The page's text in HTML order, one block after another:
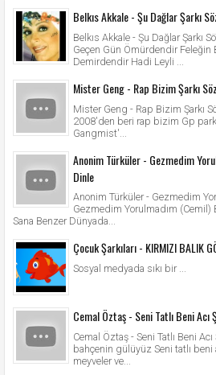
Belkıs Akkale - Şu Dağlar Şarkı
Belkıs Akkale - Şu Dağlar Şarkı
Geçen Gün Ömürdendir Feleğin
Demirdendir Hadi Leyli ...
Mister Geng - Rap Bizim Şarkı
Mister Geng - Rap Bizim Şarkı
2008'den beri rap bizim Gp
Gangmist'...
Anonim Türküler - Gezmedim
Dinle
Anonim Türküler - Gezmedim
Gezmedim Yorulmadım (Cemil)
Sana Benzer Dünyada...
Çocuk Şarkıları - KIRMIZI BALIK
Sosyal medyada sıkı bir ...
Cemal Öztaş - Seni Tatlı Beni
Cemal Öztaş - Seni Tatlı Beni
bahçenin gülüyüz Seni tatlı beni
meyveler ve...